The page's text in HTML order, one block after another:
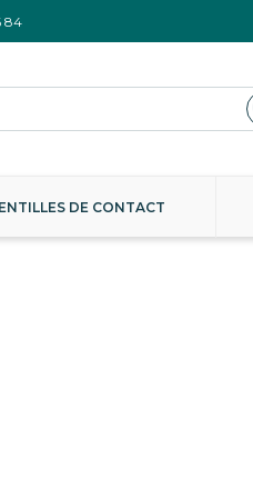
84
DE CONTACT